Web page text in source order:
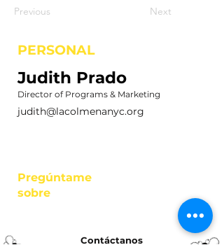
Previous Next
PERSONAL
Judith Prado
Director of Programs & Marketing
judith@lacolmenanyc.org
Pregúntame
sobre
Contáctanos